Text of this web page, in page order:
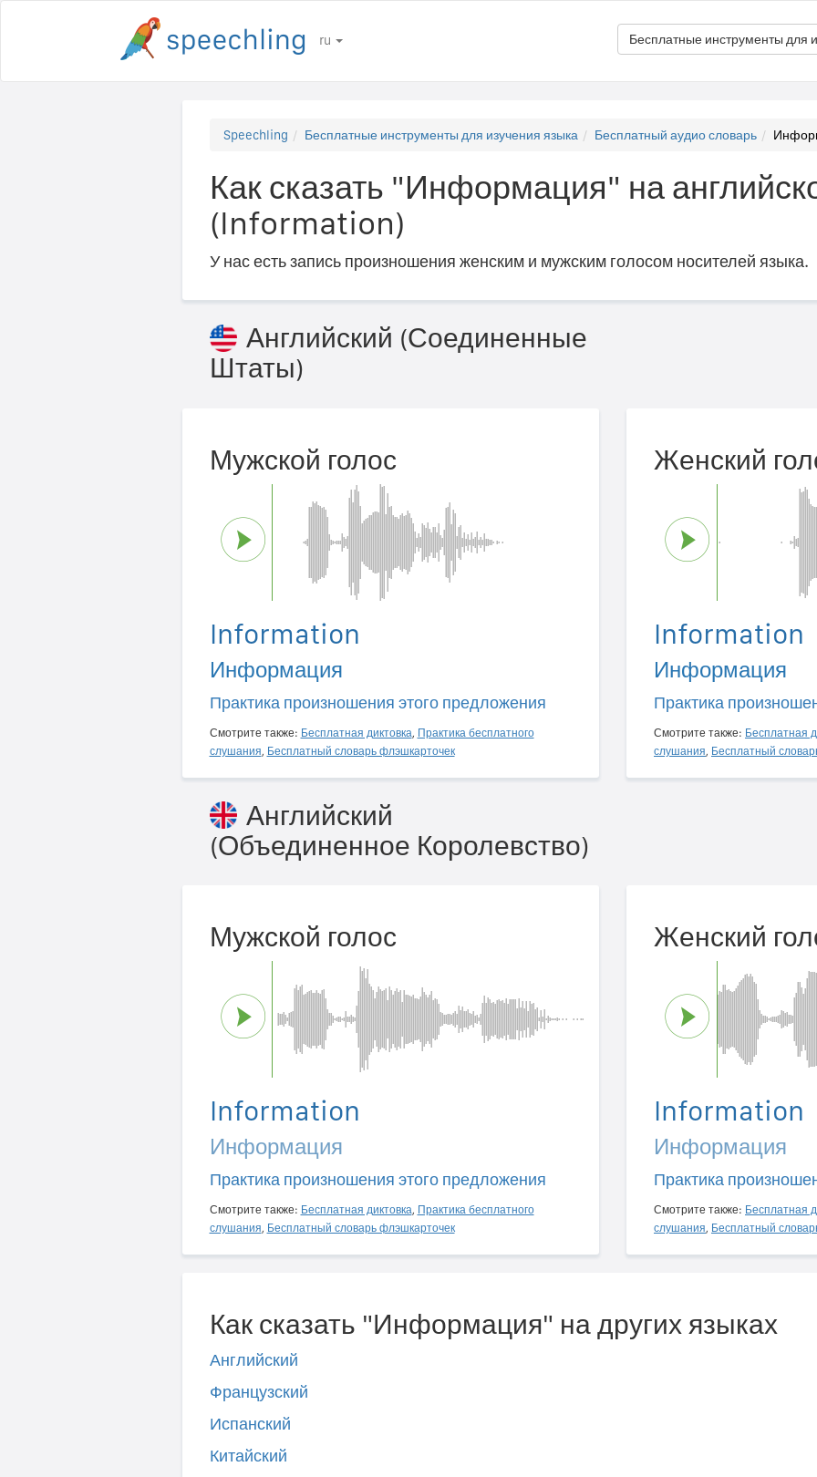
ru Бесплатные инструменты для
Speechling Бесплатные инструменты для изучения языка Бесплатный аудио словарь
Как сказать "Информация" на
(Information)
У нас есть запись произношения женским и мужским голосом носителей языка.
Английский (Соединенные
Штаты)
Мужской голос
Information
Информация
Практика произношения этого предложения
Смотрите также: Бесплатная диктовка, Практика бесплатного
слушания, Бесплатный словарь флэшкарточек
Женский
Information
Информация
Практика
Смотрите также: Бесплатная
слушания, Бесплатный
Английский
(Объединенное Королевство)
Мужской голос
Information
Информация
Практика произношения этого предложения
Смотрите также: Бесплатная диктовка, Практика бесплатного
слушания, Бесплатный словарь флэшкарточек
Женский
Information
Информация
Практика
Смотрите также: Бесплатная
слушания, Бесплатный
Как сказать "Информация" на других языках
Английский
Французский
Испанский
Китайский